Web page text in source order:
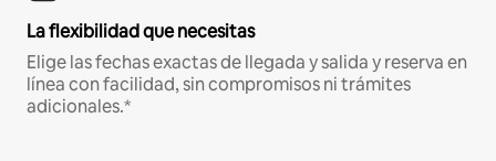
La flexibilidad que necesitas
Elige las fechas exactas de llegada y salida y reserva en
línea con facilidad, sin compromisos ni trámites
adicionales.*